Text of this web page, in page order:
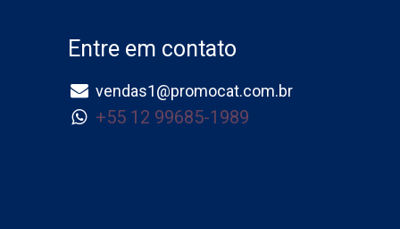
Entre em contato
vendas1@promocat.com.br
+55 12 99685-1989